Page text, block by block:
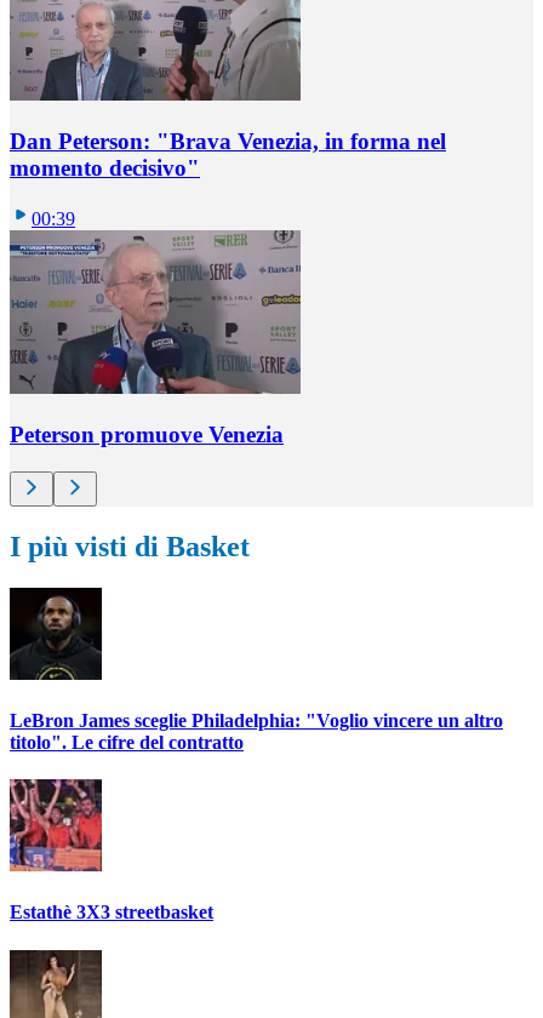
Dan Peterson: "Brava Venezia, in forma nel
momento decisivo"
00:39
Peterson promuove Venezia
I più visti di Basket
LeBron James sceglie Philadelphia: "Voglio vincere un altro
titolo". Le cifre del contratto
Estathè 3X3 streetbasket